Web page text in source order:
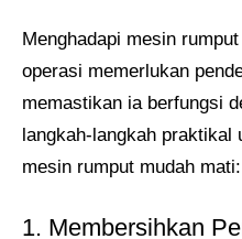
Menghadapi mesin
operasi memerlukan
memastikan ia berfungsi
langkah-langkah praktikal
mesin rumput mudah mati:
1. Membersihkan